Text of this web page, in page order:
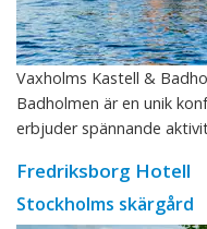
Vaxholms Kastell &
Badholmen är en unik
erbjuder spännande
Fredriksborg Hotell
Stockholms skärgård